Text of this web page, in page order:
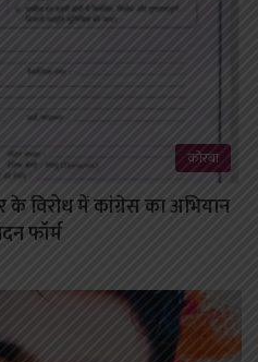
कोरबा
के विरोध में कांग्रेस का अभियान
फॉर्म